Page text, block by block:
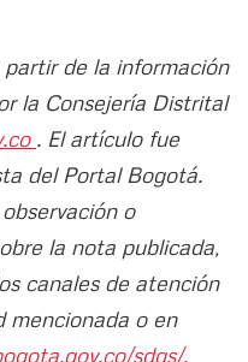
de la información
la Consejería Distrital
. El artículo fue
del Portal Bogotá.
o
la nota publicada,
canales de atención
mencionada o en
sdqs/.